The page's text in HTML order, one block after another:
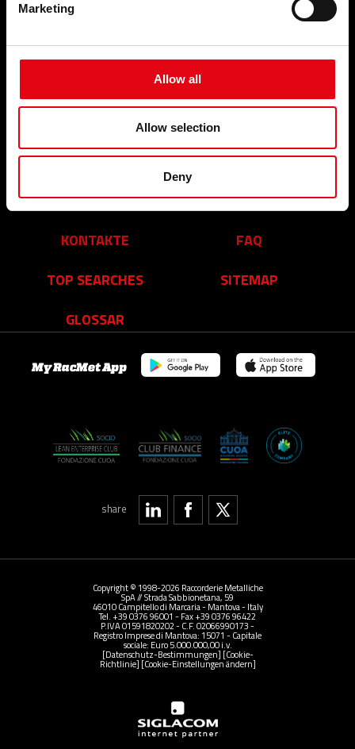
Marketing
Allow all
Allow selection
Deny
Nachrichten & Neuigkeiten
VERANSTALTUNGEN
Veranstaltungen und
BETRIEB
Unsere Leistungen
Youtube Video
Karriere
KONTAKTE
FAQ
TOP SEARCHES
SITEMAP
GLOSSAR
share
My RacMet App
Copyright © 1998-2026 Raccorderie Metalliche
SpA // Strada Sabbionetana, 59
46010 Campitello di Marcaria - Mantova - Italy
Tel. +39 0376 96001 - Fax +39 0376 96422
P.IVA 01591820202 - C.F. 02066990173 -
Registro Imprese di Mantova: 15071 - Capitale
sociale: Euro 5.000.000,00 i.v.
[Datenschutz-Bestimmungen] [Cookie-
Richtlinie] [Cookie-Einstellungen ändern]